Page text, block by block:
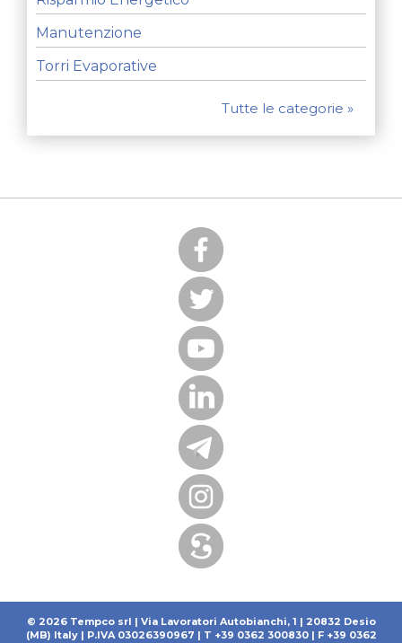
Manutenzione
Torri Evaporative
Tutte le categorie »
© 2026 Tempco srl | Via Lavoratori Autobianchi, 1 | 20832 Desio
(MB) Italy | P.IVA 03026390967 | T +39 0362 300830 | F +39 0362